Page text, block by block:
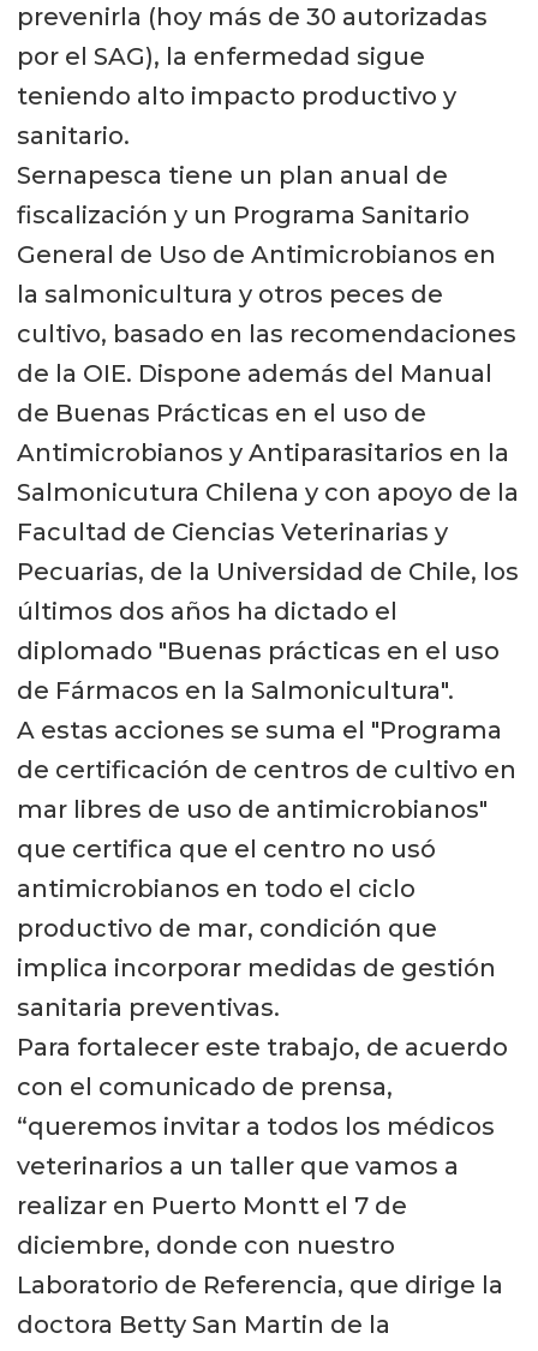
prevenirla (hoy más de 30 autorizadas
por el SAG), la enfermedad sigue
teniendo alto impacto productivo y
sanitario.
Sernapesca tiene un plan anual de
fiscalización y un Programa Sanitario
General de Uso de Antimicrobianos en
la salmonicultura y otros peces de
cultivo, basado en las recomendaciones
de la OIE. Dispone además del Manual
de Buenas Prácticas en el uso de
Antimicrobianos y Antiparasitarios en la
Salmonicutura Chilena y con apoyo de la
Facultad de Ciencias Veterinarias y
Pecuarias, de la Universidad de Chile, los
últimos dos años ha dictado el
diplomado "Buenas prácticas en el uso
de Fármacos en la Salmonicultura".
A estas acciones se suma el "Programa
de certificación de centros de cultivo en
mar libres de uso de antimicrobianos"
que certifica que el centro no usó
antimicrobianos en todo el ciclo
productivo de mar, condición que
implica incorporar medidas de gestión
sanitaria preventivas.
Para fortalecer este trabajo, de acuerdo
con el comunicado de prensa,
“queremos invitar a todos los médicos
veterinarios a un taller que vamos a
realizar en Puerto Montt el 7 de
diciembre, donde con nuestro
Laboratorio de Referencia, que dirige la
doctora Betty San Martin de la